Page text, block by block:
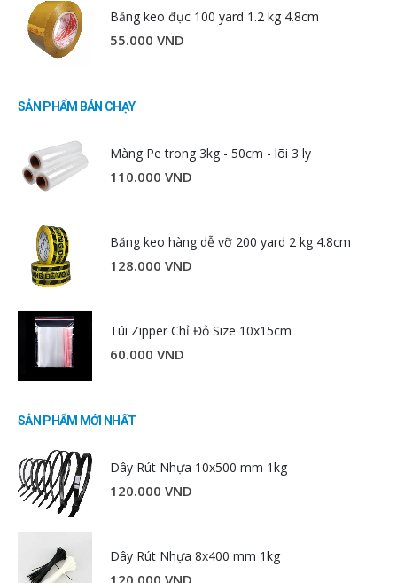
Băng keo đục 100 yard 1.2 kg 4.8cm
55.000 VND
SẢN PHẨM BÁN CHẠY
Màng Pe trong 3kg - 50cm - lõi 3 ly
110.000 VND
Băng keo hàng dễ vỡ 200 yard 2 kg 4.8cm
128.000 VND
Túi Zipper Chỉ Đỏ Size 10x15cm
60.000 VND
SẢN PHẨM MỚI NHẤT
Dây Rút Nhựa 10x500 mm 1kg
120.000 VND
Dây Rút Nhựa 8x400 mm 1kg
120.000 VND